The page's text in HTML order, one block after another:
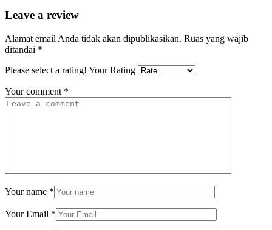
Leave a review
Alamat email Anda tidak akan dipublikasikan. Ruas yang wajib
ditandai *
Please select a rating! Your Rating
Your comment *
Your name *
Your Email *